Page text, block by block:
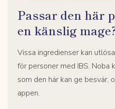
Passar den här
en känslig
Vissa ingredienser kan
för personer med IBS.
som den här kan ge besvär,
appen.